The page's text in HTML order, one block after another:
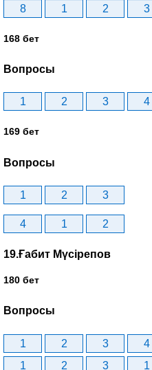
8
1 2 3
168 бет
Вопросы
1 2 3 4
169 бет
Вопросы
1 2 3
4 1 2
19.Ғабит Мүсірепов
180 бет
Вопросы
1 2 3 4
1
2 3 1